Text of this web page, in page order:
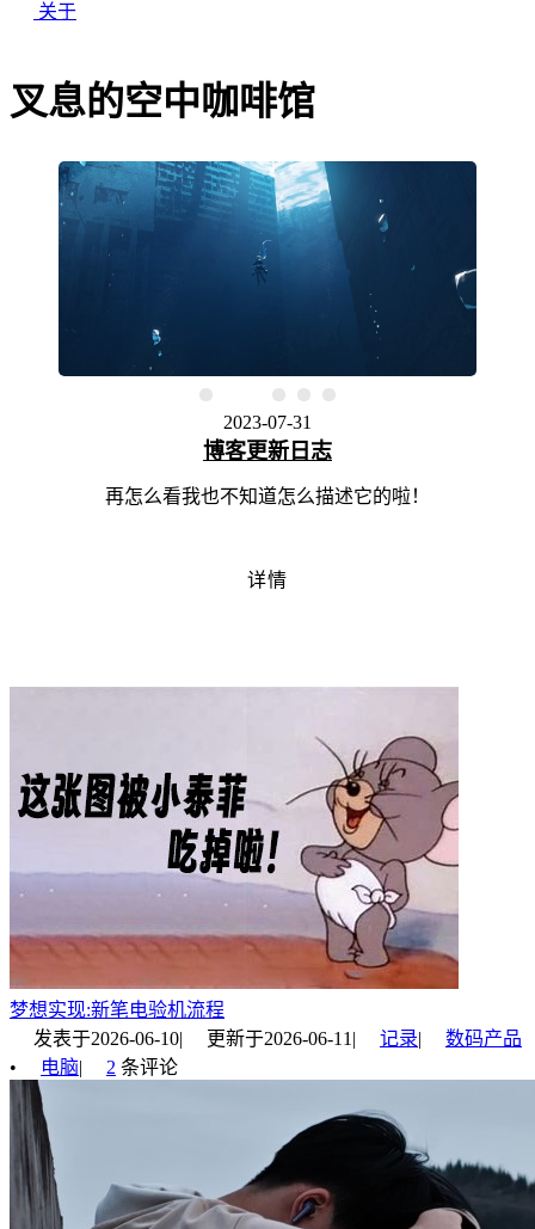
关于
叉息的空中咖啡馆
2024-07-19
[持续更新]一个小白运营博客的一些常识、软件推
荐
再怎么看我也不知道怎么描述它的啦！
详情
梦想实现:新笔电验机流程
发表于2026-06-10| 更新于2026-06-11| 记录|
数码产品
•
电脑| 2 条评论